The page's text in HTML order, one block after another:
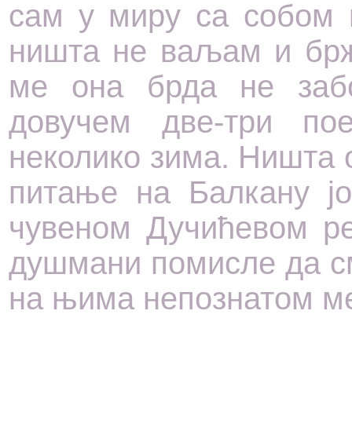
сам у миру са собом
ништа не ваљам и
ме она брда не
довучем две-три
неколико зима. Ништа
питање на Балкану
чувеном Дучићевом
душмани помисле да
на њима непознатом